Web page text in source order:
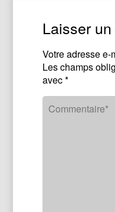
Laisser
Votre adresse
Les champs
avec*